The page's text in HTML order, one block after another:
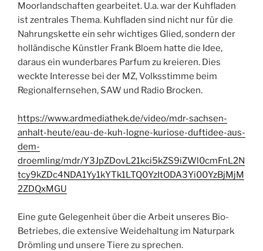
Moorlandschaften gearbeitet. U.a. war der Kuhfladen
ist zentrales Thema. Kuhfladen sind nicht nur für die
Nahrungskette ein sehr wichtiges Glied, sondern der
holländische Künstler Frank Bloem hatte die Idee,
daraus ein wunderbares Parfum zu kreieren. Dies
weckte Interesse bei der MZ, Volksstimme beim
Regionalfernsehen, SAW und Radio Brocken.
https://www.ardmediathek.de/video/mdr-sachsen-
anhalt-heute/eau-de-kuh-logne-kuriose-duftidee-aus-
dem-
droemling/mdr/Y3JpZDovL21kci5kZS9iZWl0cmFnL2N
tcy9kZDc4NDA1Yy1kYTk1LTQ0YzItODA3Yi00YzBjMjM
2ZDQxMGU
Eine gute Gelegenheit über die Arbeit unseres Bio-
Betriebes, die extensive Weidehaltung im Naturpark
Drömling und unsere Tiere zu sprechen.